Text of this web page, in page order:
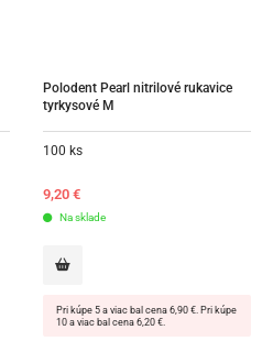
Polodent Pearl nitrilové rukavice
tyrkysové M
100 ks
9,20 €
Na sklade
Pri kúpe 5 a viac bal cena 6,90 €. Pri kúpe
10 a viac bal cena 6,20 €.